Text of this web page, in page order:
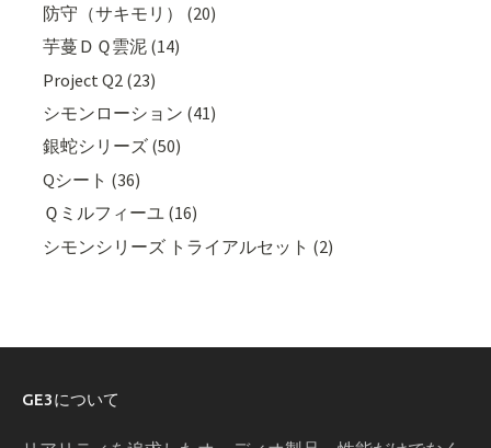
防守（サキモリ） (20)
芋蔓ＤＱ雲泥 (14)
Project Q2 (23)
シモンローション (41)
銀蛇シリーズ (50)
Qシート (36)
Ｑミルフィーユ (16)
シモンシリーズ トライアルセット (2)
GE3について